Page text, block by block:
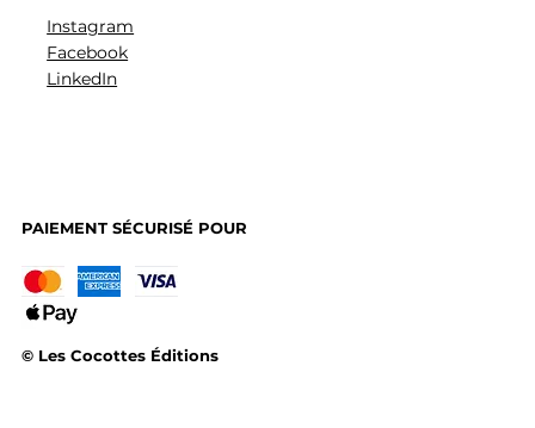
Instagram
Facebook
LinkedIn
© Les Cocottes Éditions
PAIEMENT SÉCURISÉ POUR